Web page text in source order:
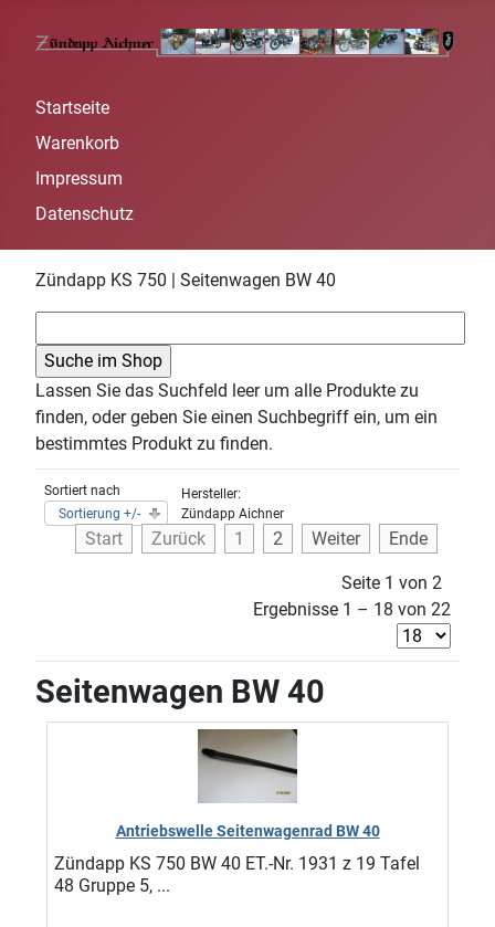
Startseite
Warenkorb
Impressum
Datenschutz
Zündapp KS 750 | Seitenwagen BW 40
Lassen Sie das Suchfeld leer um alle Produkte zu
finden, oder geben Sie einen Suchbegriff ein, um ein
bestimmtes Produkt zu finden.
Sortiert nach
Sortierung +/-
Hersteller:
Zündapp Aichner
Start Zurück 1 2 Weiter Ende
Seite 1 von 2
Ergebnisse 1 – 18 von 22
Seitenwagen BW 40
Antriebswelle Seitenwagenrad BW 40
Zündapp KS 750 BW 40 ET.-Nr. 1931 z 19 Tafel
48 Gruppe 5, ...